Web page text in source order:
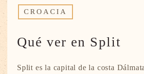
CROACIA
Qué ver en Split
Split es la capital de la costa